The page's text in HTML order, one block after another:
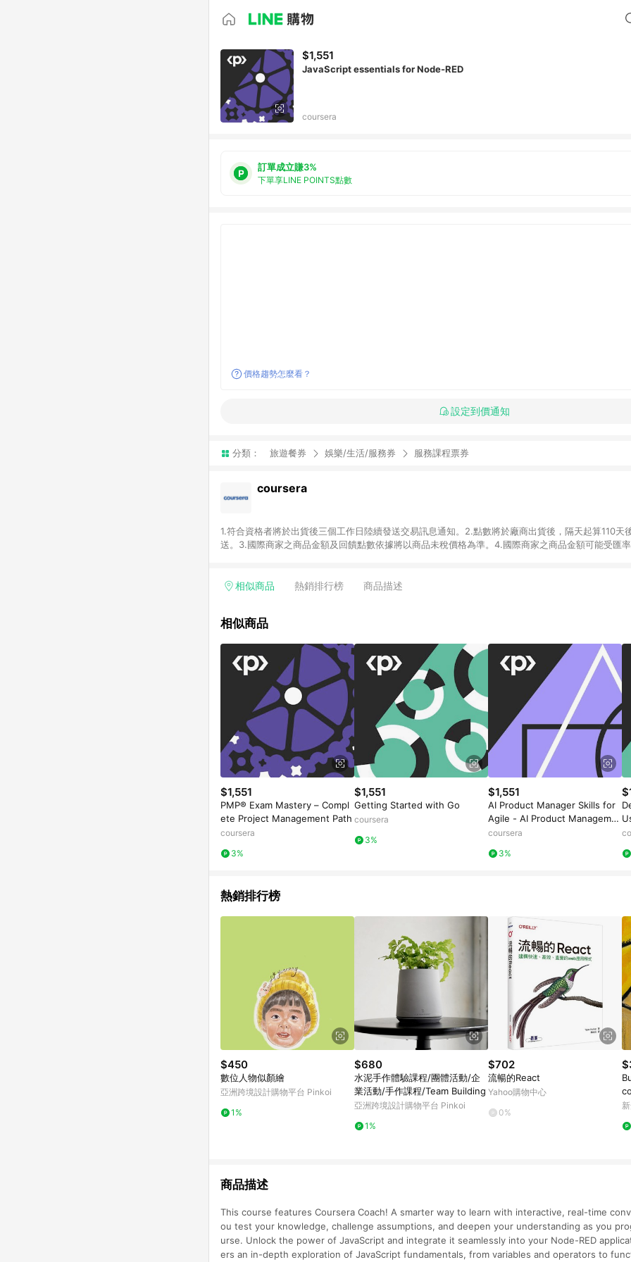
$1,551
JavaScript essentials for Node-RED
coursera
訂單成立賺3%
下單享LINE POINTS點數
價格趨勢怎麼看？
設定到價通知
分類： 旅遊餐券 娛樂/生活/服務券 服務課程票券
coursera
1.符合資格者將於出貨後三個工作日陸續發送交易訊息通知。2.點數將於廠商出貨後，隔天起算110天
送。3.國際商家之商品金額及回饋點數依據將以商品未稅價格為準。4.國際商家之商品金額可能受匯
即點數回饋計算並非以coursera實際購買商品數量拆分計算 。7. 同6說明，訂單完成後的顯示金額可
相似商品 熱銷排行榜 商品描述
相似商品
$1,551
PMP® Exam Mastery – Compl
ete Project Management Path
coursera
3%
$1,551
Getting Started with Go
coursera
3%
$1,551
AI Product Manager Skills for
Agile - AI Product Manageme
nt
coursera
3%
熱銷排行榜
$450
數位人物似顏繪
亞洲跨境設計購物平台 Pinkoi
1%
$680
水泥手作體驗課程/團體活動/企
業活動/手作課程/Team Building
亞洲跨境設計購物平台 Pinkoi
1%
$702
流暢的React
Yahoo購物中心
0%
co
商品描述
This course features Coursera Coach! A smarter way to learn with interactive, real-time
ou test your knowledge, challenge assumptions, and deepen your understanding as you
urse. Unlock the power of JavaScript and integrate it seamlessly into your Node-RED
ers an in-depth exploration of JavaScript fundamentals, from variables and operators to